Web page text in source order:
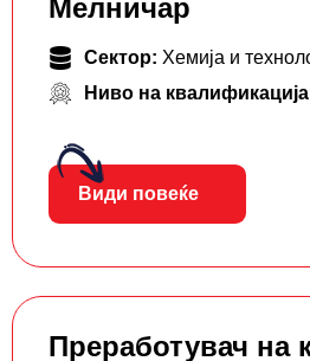
Мелничар
Сектор: Хемија и
Ниво на
Види повеќе
Преработувач на